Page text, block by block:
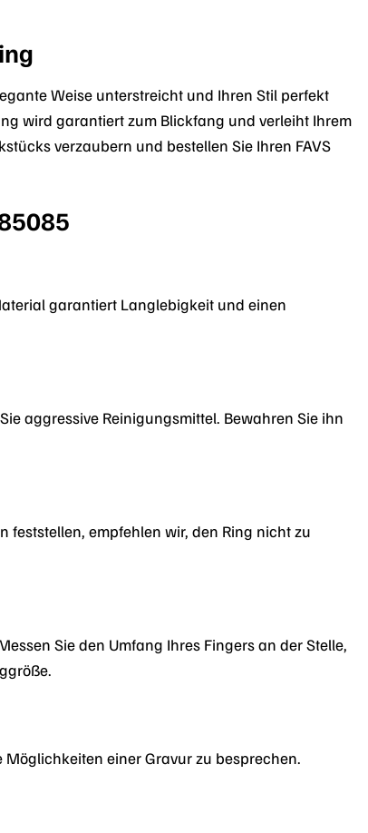
Weise unterstreicht und Ihren Stil perfekt
wird garantiert zum Blickfang und verleiht Ihrem
verzaubern und bestellen Sie Ihren FAVS
garantiert Langlebigkeit und einen
aggressive Reinigungsmittel. Bewahren Sie ihn
feststellen, empfehlen wir, den Ring nicht zu
Sie den Umfang Ihres Fingers an der Stelle,
einer Gravur zu besprechen.